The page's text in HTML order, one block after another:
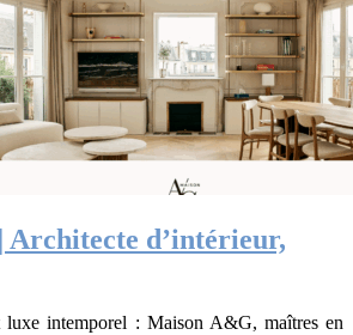
d’intérieur,
luxe intemporel : Maison A&G, maîtres en